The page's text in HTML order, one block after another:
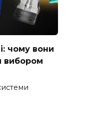
чому вони
вибором